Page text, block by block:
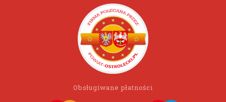
Obsługiwane płatności